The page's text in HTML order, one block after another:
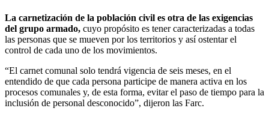
La carnetización de la población civil es otra de las exigencias
del grupo armado, cuyo propósito es tener caracterizadas a todas
las personas que se mueven por los territorios y así ostentar el
control de cada uno de los movimientos.
“El carnet comunal solo tendrá vigencia de seis meses, en el
entendido de que cada persona participe de manera activa en los
procesos comunales y, de esta forma, evitar el paso de tiempo para la
inclusión de personal desconocido”, dijeron las Farc.